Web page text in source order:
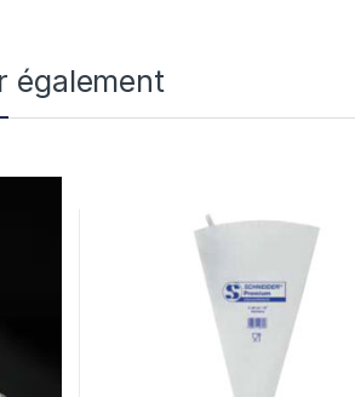
également